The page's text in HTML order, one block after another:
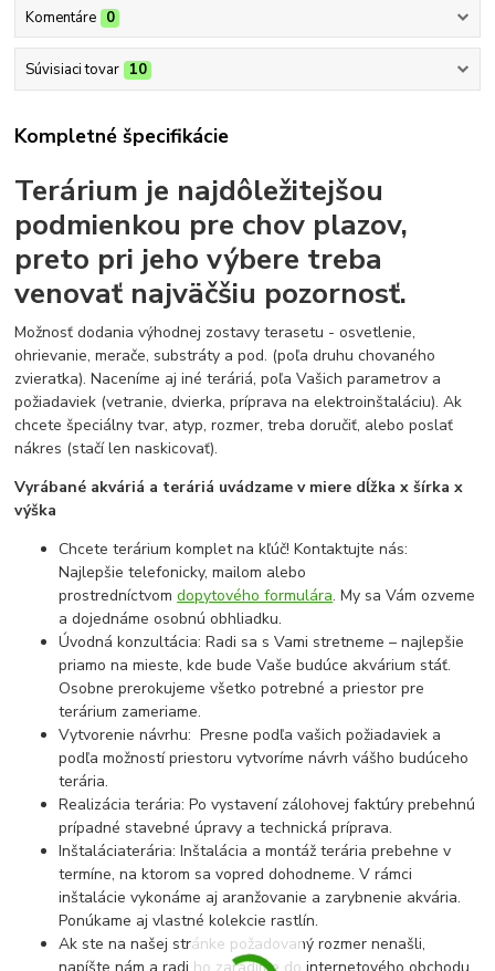
Komentáre 0
Súvisiaci tovar 10
Kompletné špecifikácie
Terárium je najdôležitejšou
podmienkou pre chov plazov,
preto pri jeho výbere treba
venovať najväčšiu pozornosť.
Možnosť dodania výhodnej zostavy terasetu - osvetlenie,
ohrievanie, merače, substráty a pod. (poľa druhu chovaného
zvieratka). Naceníme aj iné teráriá, poľa Vašich parametrov a
požiadaviek (vetranie, dvierka, príprava na elektroinštaláciu). Ak
chcete špeciálny tvar, atyp, rozmer, treba doručiť, alebo poslať
nákres (stačí len naskicovať).
Vyrábané akváriá a teráriá uvádzame v miere dĺžka x šírka x
výška
Chcete terárium komplet na kľúč! Kontaktujte nás:
Najlepšie telefonicky, mailom alebo
prostredníctvomdopytového formulára. My sa Vám ozveme
a dojednáme osobnú obhliadku.
Úvodná konzultácia: Radi sa s Vami stretneme – najlepšie
priamo na mieste, kde bude Vaše budúce akvárium stáť.
Osobne prerokujeme všetko potrebné a priestor pre
terárium zameriame.
Vytvorenie návrhu: Presne podľa vašich požiadaviek a
podľa možností priestoru vytvoríme návrh vášho budúceho
terária.
Realizácia terária: Po vystavení zálohovej faktúry prebehnú
prípadné stavebné úpravy a technická príprava.
Inštaláciaterária: Inštalácia a montáž terária prebehne v
termíne, na ktorom sa vopred dohodneme. V rámci
inštalácie vykonáme aj aranžovanie a zarybnenie akvária.
Ponúkame aj vlastné kolekcie rastlín.
Ak ste na našej stránke požadovaný rozmer nenašli,